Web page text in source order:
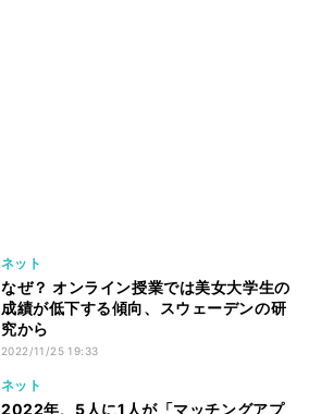
ネット
なぜ？ オンライン授業では美女大学生の
成績が低下する傾向、スウェーデンの研
究から
2022/11/25 19:33
ネット
2022年、5人に1人が「マッチングアプ